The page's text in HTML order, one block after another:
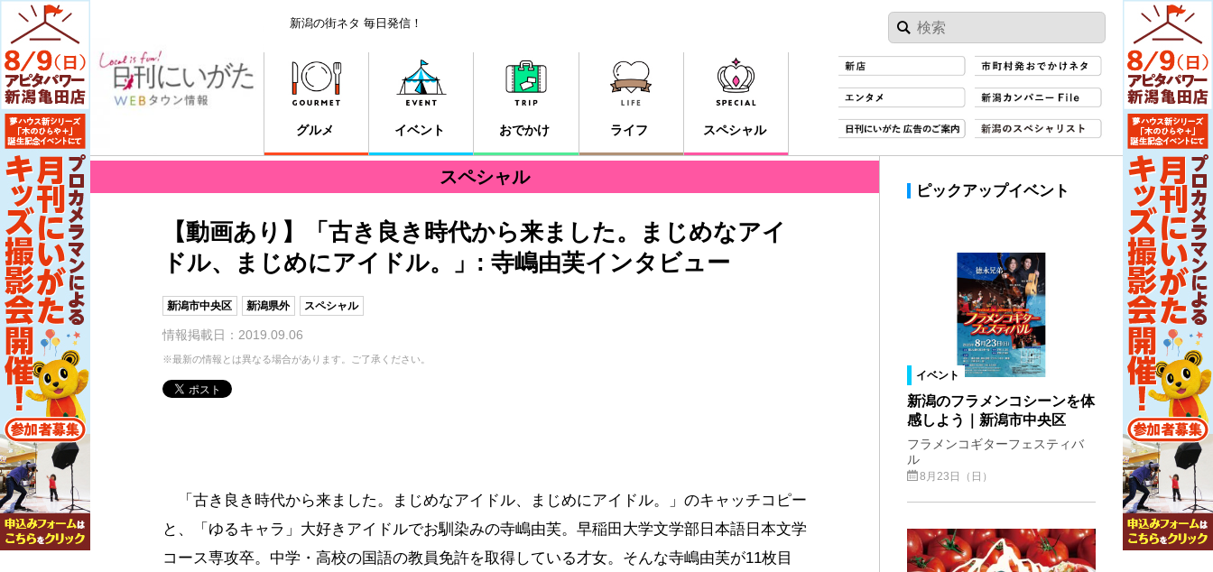
新潟の街ネタ 毎日発信！
グルメ イベント おでかけ ライフ スペシャル
スペシャル
【動画あり】「古き良き時代から来ました。まじめなアイ
ドル、まじめにアイドル。」: 寺嶋由芙インタビュー
新潟市中央区 新潟県外 スペシャル
情報掲載日：2019.09.06
※最新の情報とは異なる場合があります。ご了承ください。
「古き良き時代から来ました。まじめなアイドル、まじめにアイドル。」のキャッチコピー
と、「ゆるキャラ」大好きアイドルでお馴染みの寺嶋由芙。早稲田大学文学部日本語日本文学
コース専攻卒。中学・高校の国語の教員免許を取得している才女。そんな寺嶋由芙が11枚目
ピックアップイベント
イベント
新潟のフラメンコシーンを体
感しよう｜新潟市中央区
フラメンコギターフェスティバ
ル
8月23日（日）